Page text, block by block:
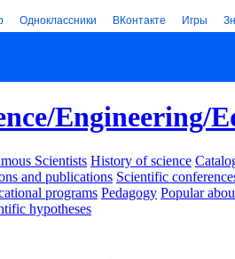
Одноклассники ВКонтакте Игры
Engineering/
Scientists History of science
and publications Scientific
programs Pedagogy Popular
hypotheses